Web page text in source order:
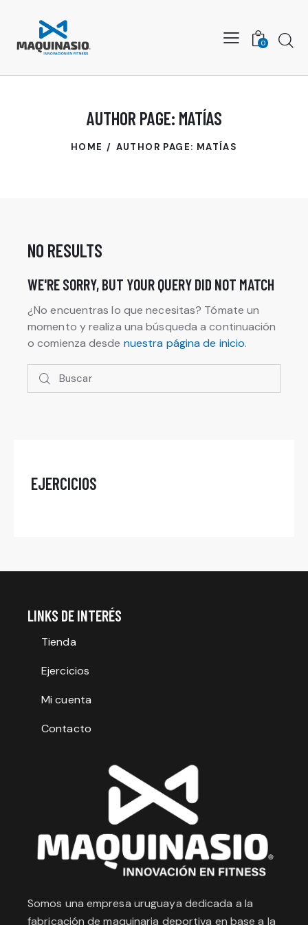
0
AUTHOR PAGE: MATÍAS
HOME AUTHOR PAGE: MATÍAS
NO RESULTS
WE'RE SORRY, BUT YOUR QUERY DID NOT MATCH
¿No encuentras lo que necesitas? Tómate un
momento y realiza una búsqueda a continuación
o comienza desde nuestra página de inicio.
Buscar
EJERCICIOS
LINKS DE INTERÉS
Tienda
Ejercicios
Mi cuenta
Contacto
Somos una empresa uruguaya dedicada a la
fabricación de maquinaria deportiva en base a la